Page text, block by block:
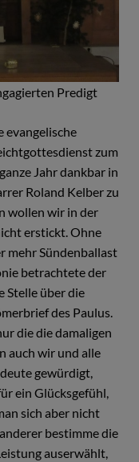
Predigt
evangelische
zum
Jahr dankbar in
Roland Kelber zu
wollen wir in der
erstickt. Ohne
mehr Sündenballast
betrachtete der
Stelle über die
des Paulus.
die die damaligen
auch wir und alle
gewürdigt,
ein Glücksgefühl,
sich aber nicht
bestimme die
auserwählt,